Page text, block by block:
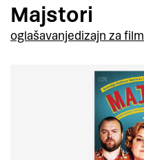
Majstori
oglašavanjedizajn za film